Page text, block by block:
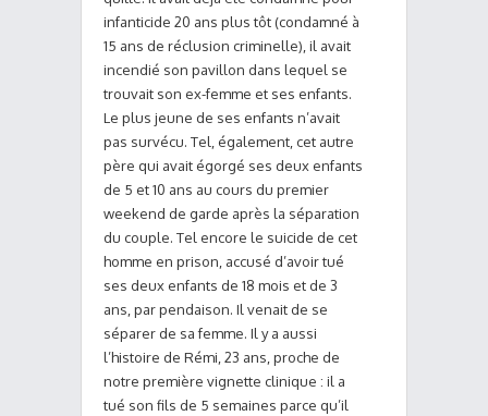
infanticide 20 ans plus tôt (condamné à
15 ans de réclusion criminelle), il avait
incendié son pavillon dans lequel se
trouvait son ex-femme et ses enfants.
Le plus jeune de ses enfants n’avait
pas survécu. Tel, également, cet autre
père qui avait égorgé ses deux enfants
de 5 et 10 ans au cours du premier
weekend de garde après la séparation
du couple. Tel encore le suicide de cet
homme en prison, accusé d’avoir tué
ses deux enfants de 18 mois et de 3
ans, par pendaison. Il venait de se
séparer de sa femme. Il y a aussi
l’histoire de Rémi, 23 ans, proche de
notre première vignette clinique : il a
tué son fils de 5 semaines parce qu’il